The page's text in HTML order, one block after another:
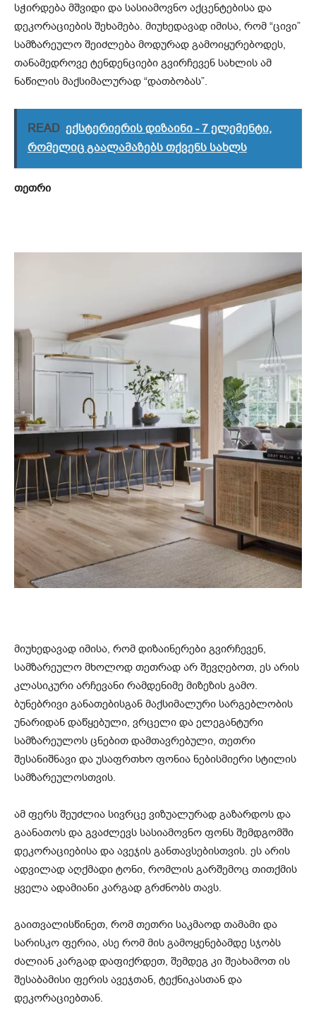
სჭირდება მშვიდი და სასიამოვნო აქცენტებისა და
დეკორაციების შეხამება. მიუხედავად იმისა, რომ “ცივი”
სამზარეულო შეიძლება მოდურად გამოიყურებოდეს,
თანამედროვე ტენდენციები გვირჩევენ სახლის ამ
ნაწილის მაქსიმალურად “დათბობას”.
READ ექსტერიერის დიზაინი - 7 ელემენტი,
რომელიც გაალამაზებს თქვენს სახლს
თეთრი
მიუხედავად იმისა, რომ დიზაინერები გვირჩევენ,
სამზარეულო მხოლოდ თეთრად არ შევღებოთ, ეს არის
კლასიკური არჩევანი რამდენიმე მიზეზის გამო.
ბუნებრივი განათებისგან მაქსიმალური სარგებლობის
უნარიდან დაწყებული, ვრცელი და ელეგანტური
სამზარეულოს ცნებით დამთავრებული, თეთრი
შესანიშნავი და უსაფრთხო ფონია ნებისმიერი სტილის
სამზარეულოსთვის.
ამ ფერს შეუძლია სივრცე ვიზუალურად გაზარდოს და
გაანათოს და გვაძლევს სასიამოვნო ფონს შემდგომში
დეკორაციებისა და ავეჯის განთავსებისთვის. ეს არის
ადვილად აღქმადი ტონი, რომლის გარშემოც თითქმის
ყველა ადამიანი კარგად გრძნობს თავს.
გაითვალისწინეთ, რომ თეთრი საკმაოდ თამამი და
სარისკო ფერია, ასე რომ მის გამოყენებამდე სჯობს
ძალიან კარგად დაფიქრდეთ, შემდეგ კი შეახამოთ ის
შესაბამისი ფერის ავეჯთან, ტექნიკასთან და
დეკორაციებთან.